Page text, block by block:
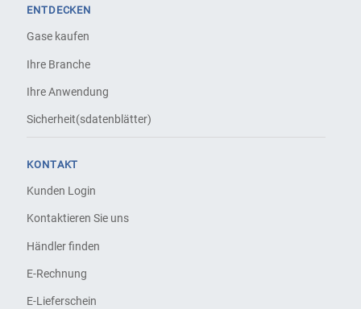
ENTDECKEN
Gase kaufen
Ihre Branche
Ihre Anwendung
Sicherheit(sdatenblätter)
KONTAKT
Kunden Login
Kontaktieren Sie uns
Händler finden
E-Rechnung
E-Lieferschein